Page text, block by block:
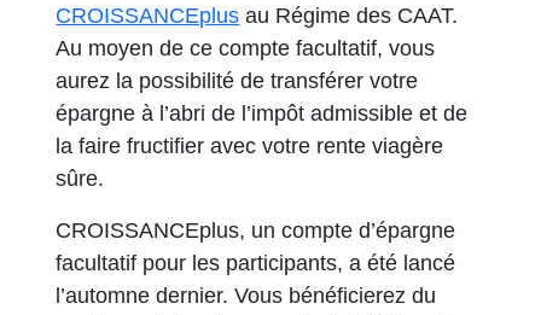
CROISSANCEplus au Régime des CAAT.
Au moyen de ce compte facultatif, vous
aurez la possibilité de transférer votre
épargne à l’abri de l’impôt admissible et de
la faire fructifier avec votre rente viagère
sûre.
CROISSANCEplus, un compte d’épargne
facultatif pour les participants, a été lancé
l’automne dernier. Vous bénéficierez du